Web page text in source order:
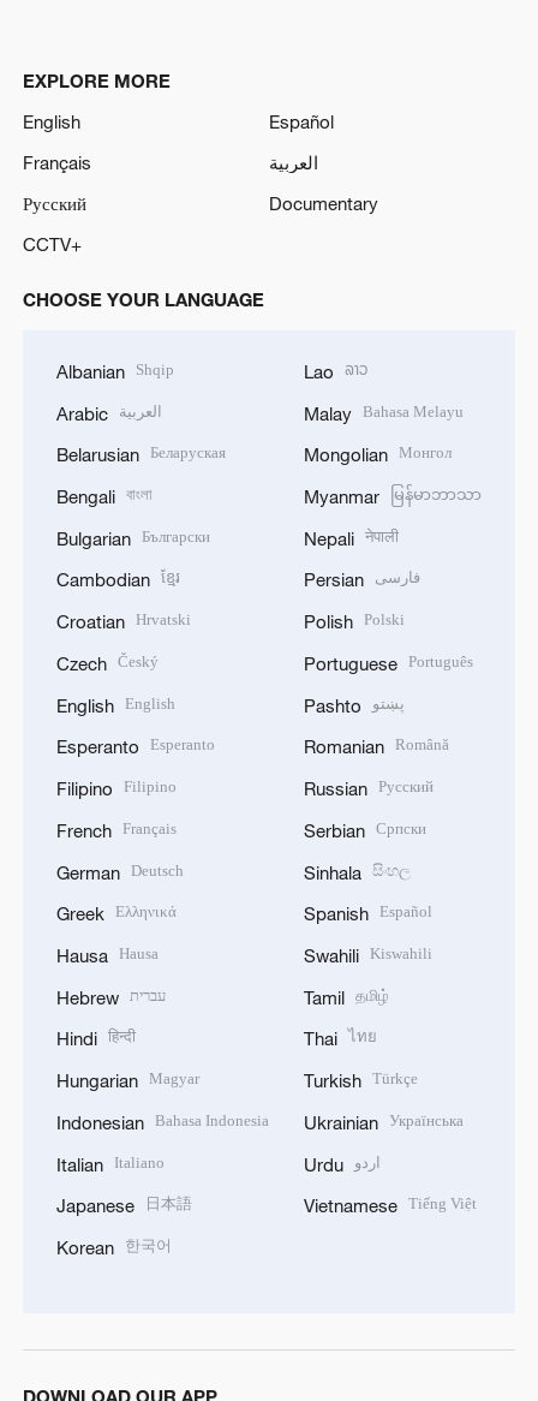
EXPLORE MORE
English
Español
Français
العربية
Русский
Documentary
CCTV+
CHOOSE YOUR LANGUAGE
Albanian Shqip
Arabic العربية
Belarusian Беларуская
Bengali বাংলা
Bulgarian Български
Cambodian ខ្មែរ
Croatian Hrvatski
Czech Český
English English
Esperanto Esperanto
Filipino Filipino
French Français
German Deutsch
Greek Ελληνικά
Hausa Hausa
Hebrew עברית
Hindi हिन्दी
Hungarian Magyar
Indonesian Bahasa Indonesia
Italian Italiano
Japanese 日本語
Korean 한국어
Lao ລາວ
Malay Bahasa Melayu
Mongolian Монгол
Myanmar မြန်မာဘာသာ
Nepali नेपाली
Persian فارسی
Polish Polski
Portuguese Português
Pashto پښتو
Romanian Română
Russian Русский
Serbian Српски
Sinhala සිංහල
Spanish Español
Swahili Kiswahili
Tamil தமிழ்
Thai ไทย
Turkish Türkçe
Ukrainian Українська
Urdu اردو
Vietnamese Tiếng Việt
DOWNLOAD OUR APP